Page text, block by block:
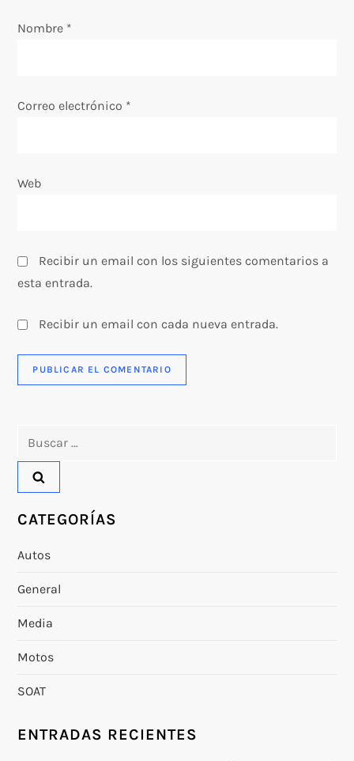
n
r
d
s
Nombre *
Correo electrónico *
Web
Recibir un email con los siguientes comentarios a
esta entrada.
Recibir un email con cada nueva entrada.
CATEGORÍAS
Autos
General
Media
Motos
SOAT
ENTRADAS RECIENTES